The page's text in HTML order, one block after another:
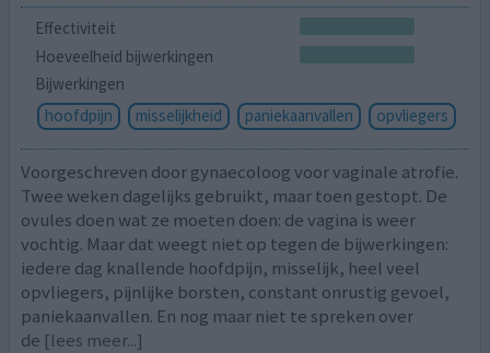
Effectiviteit
Hoeveelheid bijwerkingen
Bijwerkingen
hoofdpijn
misselijkheid paniekaanvallen opvliegers
Voorgeschreven door gynaecoloog voor vaginale atrofie.
Twee weken dagelijks gebruikt, maar toen gestopt. De
ovules doen wat ze moeten doen: de vagina is weer
vochtig. Maar dat weegt niet op tegen de bijwerkingen:
iedere dag knallende hoofdpijn, misselijk, heel veel
opvliegers, pijnlijke borsten, constant onrustig gevoel,
paniekaanvallen. En nog maar niet te spreken over
de [lees meer...]